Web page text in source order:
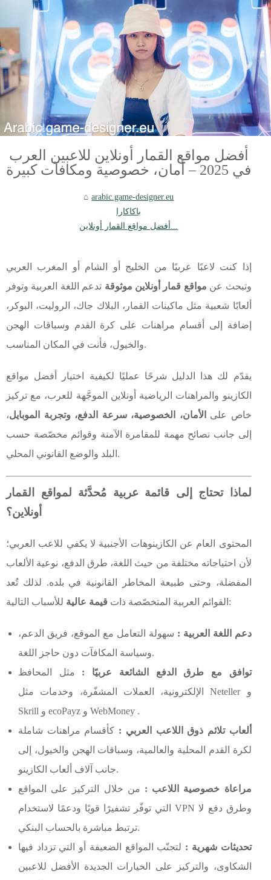
أفضل مواقع القمار أونلاين للاعبين العرب
في 2025 – أمان، خصوصية ومكافآت كبيرة
arabic.game-designer.eu
باكاكارا
إذا كنت لاعبًا عربيًا من الخليج أو الشام أو المغرب العربي
وتبحث عن مواقع قمار أونلاين موثوقة تدعم اللغة العربية وتوفر
ألعابًا شعبية مثل ماكينات القمار، البلاك جاك، الروليت، البوكر،
إضافة إلى أقسام مراهنات على كرة القدم وسباقات الهجن
والخيول، فأنت في المكان المناسب.
يقدّم لك هذا الدليل شرحًا عمليًا لكيفية اختيار أفضل مواقع
الكازينو والمراهنات الرياضية أونلاين الموجَّهة للعرب، مع تركيز
خاص على
الأمان، الخصوصية، سرعة الدفع، وتجربة الموبايل،
إلى جانب نصائح مهمة للمقامرة الآمنة وقوائم مخصّصة حسب
البلد والوضع القانوني المحلي.
لماذا تحتاج إلى قائمة عربية مُحدَّثة لمواقع القمار
أونلاين؟
المحتوى العام عن الكازينوهات الأجنبية لا يكفي للاعب العربي؛
لأن احتياجاته مختلفة من حيث اللغة، طرق الدفع، نوعية الألعاب
المفضلة، وحتى طبيعة المخاطر القانونية في بلده. لذلك تُعد
القوائم العربية المتخصّصة ذات قيمة عالية للأسباب التالية:
دعم اللغة العربية : سهولة التعامل مع الموقع، فريق الدعم،
وسياسة المكافآت دون حاجز اللغة.
توافق مع طرق الدفع الشائعة عربيًا : مثل المحافظ
الإلكترونية، العملات المشفّرة، وخدمات مثل Neteller و
Skrill و ecoPayz و WebMoney .
ألعاب تلائم ذوق اللاعب العربي : كأقسام مراهنات شاملة
لكرة القدم المحلية والعالمية، وسباقات الهجن والخيول، إلى
جانب آلاف ألعاب الكازينو.
مراعاة خصوصية اللاعب : من خلال التركيز على المواقع
التي توفّر تشفيرًا قويًا ودعمًا لاستخدام VPN وطرق دفع لا
ترتبط مباشرة بالحساب البنكي.
تحديثات شهرية : لتجنّب المواقع الضعيفة أو التي تزداد فيها
الشكاوى، والتركيز على الخيارات الجديدة الأفضل للاعبين